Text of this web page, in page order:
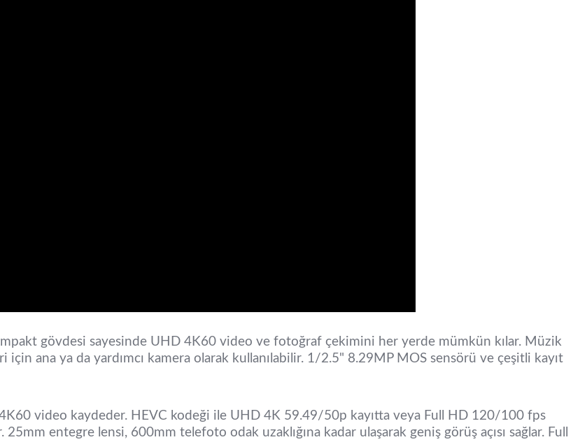
gövdesi sayesinde UHD 4K60 video ve fotoğraf çekimini her yerde mümkün kılar. Müzik
ana ya da yardımcı kamera olarak kullanılabilir. 1/2.5" 8.29MP MOS sensörü ve çeşitli kayıt
video kaydeder. HEVC kodeği ile UHD 4K 59.49/50p kayıtta veya Full HD 120/100 fps
entegre lensi, 600mm telefoto odak uzaklığına kadar ulaşarak geniş görüş açısı sağlar. Full